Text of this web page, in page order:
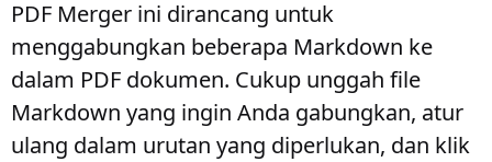
PDF Merger ini dirancang untuk
menggabungkan beberapa Markdown ke
dalam PDF dokumen. Cukup unggah file
Markdown yang ingin Anda gabungkan, atur
ulang dalam urutan yang diperlukan, dan klik